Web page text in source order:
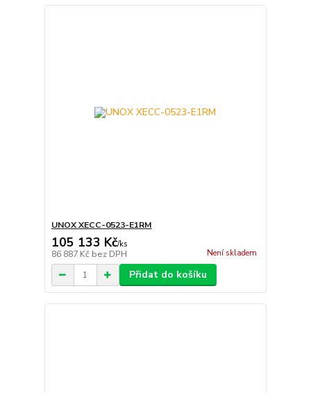
UNOX XECC-0523-E1RM
105 133 Kč/ks
86 887 Kč bez DPH Není skladem
Přidat do košíku